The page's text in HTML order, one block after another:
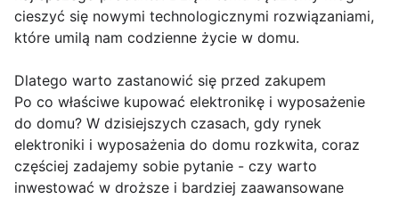
cieszyć się nowymi technologicznymi rozwiązaniami,
które umilą nam codzienne życie w domu.
Dlatego warto zastanowić się przed zakupem
Po co właściwe kupować elektronikę i wyposażenie
do domu? W dzisiejszych czasach, gdy rynek
elektroniki i wyposażenia do domu rozkwita, coraz
częściej zadajemy sobie pytanie - czy warto
inwestować w droższe i bardziej zaawansowane